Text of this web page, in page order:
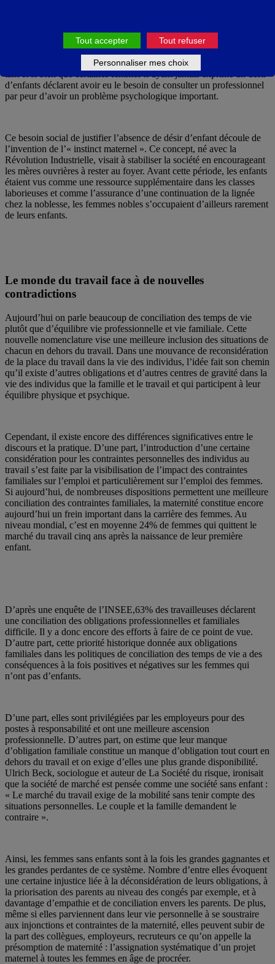
possibilité pour les femmes de s’extraire de la maternité mais qu’en
pratique, on refusait l’actualisation de cette possibilité. L’idée que
femme = mère est encore assez fortement présent dans nos sociétés
tant et si bien que certaines femmes n’ayant jamais exprimé un désir
d’enfants déclarent avoir eu le besoin de consulter un professionnel
par peur d’avoir un problème psychologique important.
Ce besoin social de justifier l’absence de désir d’enfant découle de
l’invention de l’« instinct maternel ». Ce concept, né avec la
Révolution Industrielle, visait à stabiliser la société en encourageant
les mères ouvrières à rester au foyer. Avant cette période, les enfants
étaient vus comme une ressource supplémentaire dans les classes
laborieuses et comme l’assurance d’une continuation de la lignée
chez la noblesse, les femmes nobles s’occupaient d’ailleurs rarement
de leurs enfants.
Le monde du travail face à de nouvelles
contradictions
Aujourd’hui on parle beaucoup de conciliation des temps de vie
plutôt que d’équilibre vie professionnelle et vie familiale. Cette
nouvelle nomenclature vise une meilleure inclusion des situations de
chacun en dehors du travail. Dans une mouvance de reconsidération
de la place du travail dans la vie des individus, l’idée fait son chemin
qu’il existe d’autres obligations et d’autres centres de gravité dans la
vie des individus que la famille et le travail et qui participent à leur
équilibre physique et psychique.
Cependant, il existe encore des différences significatives entre le
discours et la pratique. D’une part, l’introduction d’une certaine
considération pour les contraintes personnelles des individus au
travail s’est faite par la visibilisation de l’impact des contraintes
familiales sur l’emploi et particulièrement sur l’emploi des femmes.
Si aujourd’hui, de nombreuses dispositions permettent une meilleure
conciliation des contraintes familiales, la maternité constitue encore
aujourd’hui un frein important dans la carrière des femmes. Au
niveau mondial, c’est en moyenne 24% de femmes qui quittent le
marché du travail cinq ans après la naissance de leur première
enfant.
D’après une enquête de l’INSEE,63% des travailleuses déclarent
une conciliation des obligations professionnelles et familiales
difficile. Il y a donc encore des efforts à faire de ce point de vue.
D’autre part, cette priorité historique donnée aux obligations
familiales dans les politiques de conciliation des temps de vie a des
conséquences à la fois positives et négatives sur les femmes qui
n’ont pas d’enfants.
D’une part, elles sont privilégiées par les employeurs pour des
postes à responsabilité et ont une meilleure ascension
professionnelle. D’autres part, on estime que leur manque
d’obligation familiale constitue un manque d’obligation tout court en
dehors du travail et on exige d’elles une plus grande disponibilité.
Ulrich Beck, sociologue et auteur de La Société du risque, ironisait
que la société de marché est pensée comme une société sans enfant :
« Le marché du travail exige de la mobilité sans tenir compte des
situations personnelles. Le couple et la famille demandent le
contraire ».
Ainsi, les femmes sans enfants sont à la fois les grandes gagnantes et
les grandes perdantes de ce système. Nombre d’entre elles évoquent
une certaine injustice liée à la déconsidération de leurs obligations, à
la priorisation des parents au niveau des congés par exemple, et à
davantage d’empathie et de conciliation envers les parents. De plus,
même si elles parviennent dans leur vie personnelle à se soustraire
aux injonctions et contraintes de la maternité, elles peuvent subir de
la part des collègues, employeurs, recruteurs ce qu’on appelle la
présomption de maternité : l’assignation systématique d’un projet
maternel à toutes les femmes en âge de procréer.
Tout accepter Tout refuser
Personnaliser mes choix